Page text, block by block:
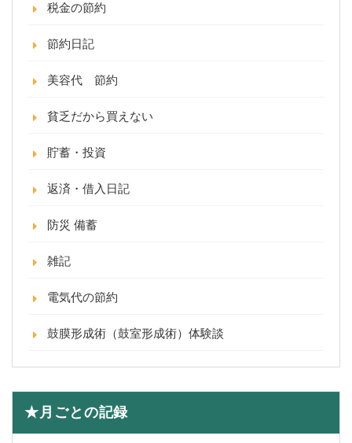
税金の節約
節約日記
美容代 節約
貧乏だから買えない
貯蓄・投資
返済・借入日記
防災 備蓄
雑記
電気代の節約
鼓膜形成術（鼓室形成術）体験談
★月ごとの記録